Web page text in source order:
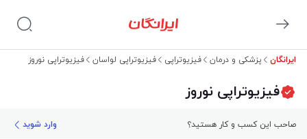
ایرانگان پزشکی و درمان فیزیوتراپی فیزیوتراپی لواسان فیزیوتراپی نوروز
فیزیوتراپی نوروز
صاحب این کسب و کار هستید؟ وارد شوید